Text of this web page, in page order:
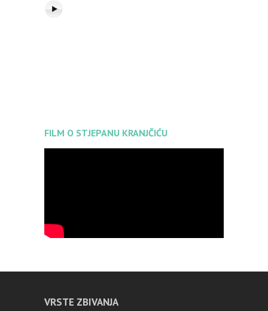
FILM O STJEPANU KRANJČIĆU
VRSTE ZBIVANJA